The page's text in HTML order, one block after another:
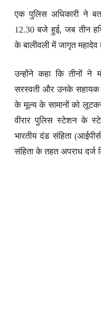
एक पुलिस अधिकारी ने
12.30 बजे हुई, जब तीन
के बालीवली में जागृत
उन्होंने कहा कि तीनों ने
सरस्वती और उनके सहायक
के मूल्य के सामानों को
वीरार पुलिस स्टेशन के
भारतीय दंड संहिता
संहिता के तहत अपराध दर्ज